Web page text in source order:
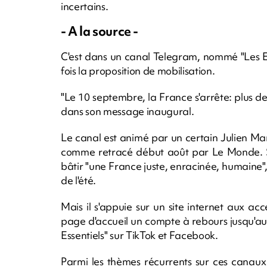
incertains.
- A la source -
C'est dans un canal Telegram, nommé
fois la proposition de mobilisation.
"Le 10 septembre, la France s'arrête: plus
dans son message inaugural.
Le canal est animé par un certain Julien
comme retracé début août par Le
bâtir "une France juste, enracinée,
de l'été.
Mais il s'appuie sur un site internet aux
page d'accueil un compte à rebours
Essentiels" sur TikTok et Facebook.
Parmi les thèmes récurrents sur ces